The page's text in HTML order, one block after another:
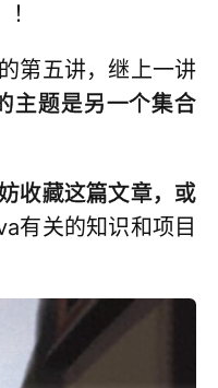
第五讲，继上一讲
主题是另一个集合
收藏这篇文章，或
有关的知识和项目